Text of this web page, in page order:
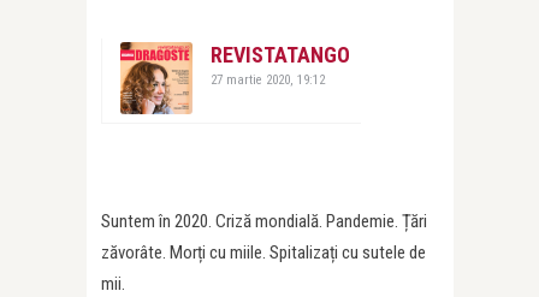
REVISTATANGO
27 martie 2020, 19:12
Suntem în 2020. Criză mondială. Pandemie. Țări
zăvorâte. Morți cu miile. Spitalizați cu sutele de
mii.